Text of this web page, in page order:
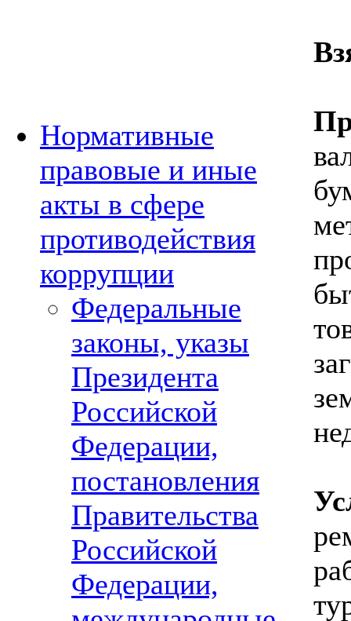
Нормативные
правовые и иные
акты в сфере
противодействия
коррупции
Федеральные
законы, указы
Президента
Российской
Федерации,
постановления
Правительства
Российской
Федерации,